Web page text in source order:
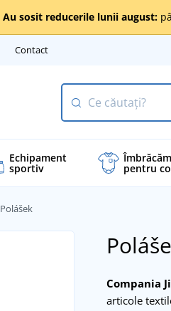
Au sosit reducerile lunii august:
Contact
Echipament
sportiv pentru
Polášek
Compania
articole